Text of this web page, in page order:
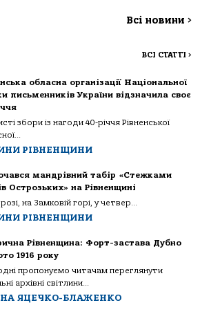
Всі новини >
ВСІ СТАТТІ >
обласна організації Національної
письменників України відзначила своє
збори із нагоди 40-річчя Рівненської
РІВНЕНЩИНИ
мандрівний табір «Стежками
Острозьких» на Рівненщині
на Замковій горі, у четвер...
РІВНЕНЩИНИ
Рівненщина: Форт-застава Дубно
1916 року
пропонуємо читачам переглянути
архівні світлини...
ЯЦЕЧКО-БЛАЖЕНКО